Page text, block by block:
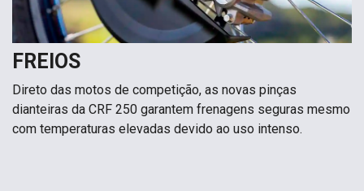
FREIOS
Direto das motos de competição, as novas pinças
dianteiras da CRF 250 garantem frenagens seguras mesmo
com temperaturas elevadas devido ao uso intenso.